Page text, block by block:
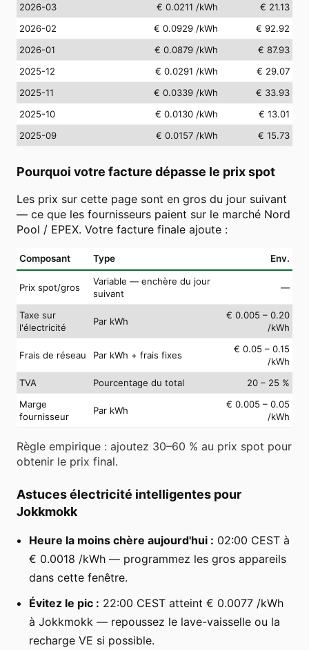
2026-03
€ 0.0211 /kWh
€ 21.13
2026-02
€ 0.0929 /kWh
€ 92.92
2026-01
€ 0.0879 /kWh
€ 87.93
2025-12
€ 0.0291 /kWh
€ 29.07
2025-11
€ 0.0339 /kWh
€ 33.93
2025-10
€ 0.0130 /kWh
€ 13.01
2025-09
€ 0.0157 /kWh € 15.73
Pourquoi votre facture dépasse le prix spot
Les prix sur cette page sont en gros du jour suivant
— ce que les fournisseurs paient sur le marché Nord
Pool / EPEX. Votre facture finale ajoute :
Composant Type Env.
Prix spot/gros
Variable — enchère du jour
suivant
—
Taxe sur
l'électricité
Par kWh
€ 0.005 – 0.20
/kWh
Frais de réseau Par kWh + frais fixes
€ 0.05 – 0.15
/kWh
TVA
Pourcentage du total
20 – 25 %
Marge
fournisseur
Par kWh
€ 0.005 – 0.05
/kWh
Règle empirique : ajoutez 30–60 % au prix spot pour
obtenir le prix final.
Astuces électricité intelligentes pour
Jokkmokk
Heure la moins chère aujourd'hui : 02:00 CEST à
€ 0.0018 /kWh — programmez les gros appareils
dans cette fenêtre.
Évitez le pic : 22:00 CEST atteint € 0.0077 /kWh
à Jokkmokk — repoussez le lave-vaisselle ou la
recharge VE si possible.